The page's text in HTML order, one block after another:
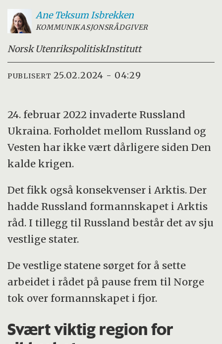
Ane TeksumIsbrekken
KOMMUNIKASJONSRÅDGIVER
Norsk UtenrikspolitiskInstitutt
PUBLISERT 25.02.2024 - 04:29
24. februar 2022 invaderte Russland
Ukraina. Forholdet mellom Russland og
Vesten har ikke vært dårligere siden Den
kalde krigen.
Det fikk også konsekvenser i Arktis. Der
hadde Russland formannskapet i Arktis
råd. I tillegg til Russland består det av sju
vestlige stater.
De vestlige statene sørget for å sette
arbeidet i rådet på pause frem til Norge
tok over formannskapet i fjor.
Svært viktig region for